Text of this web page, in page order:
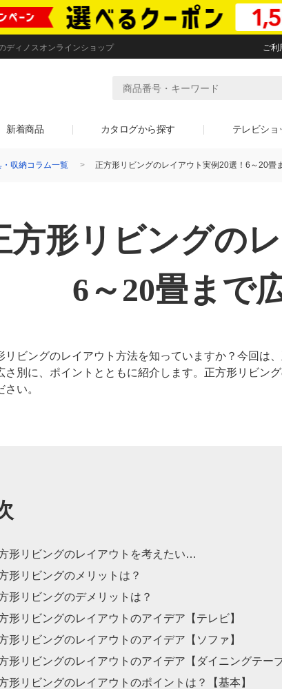
ディノスオンラインショップ ご利
新着商品 カタログから探す テレビショ
・収納コラム一覧 正方形リビングのレイアウト実例20選！6～20畳
方形リビングの
6～20畳まで
リビングのレイアウト方法を知っていますか？今回は
さ別に、ポイントとともに紹介します。正方形リビン
さい。
形リビングのレイアウトを考えたい…
形リビングのメリットは？
形リビングのデメリットは？
形リビングのレイアウトのアイデア【テレビ】
形リビングのレイアウトのアイデア【ソファ】
形リビングのレイアウトのアイデア【ダイニングテーブ
形リビングのレイアウトのポイントは？【基本】